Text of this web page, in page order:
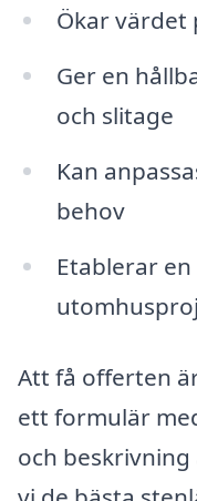
Ökar värdet
Ger en
och slitage
Kan
behov
Etablerar
Att få offerten
ett formulär
och